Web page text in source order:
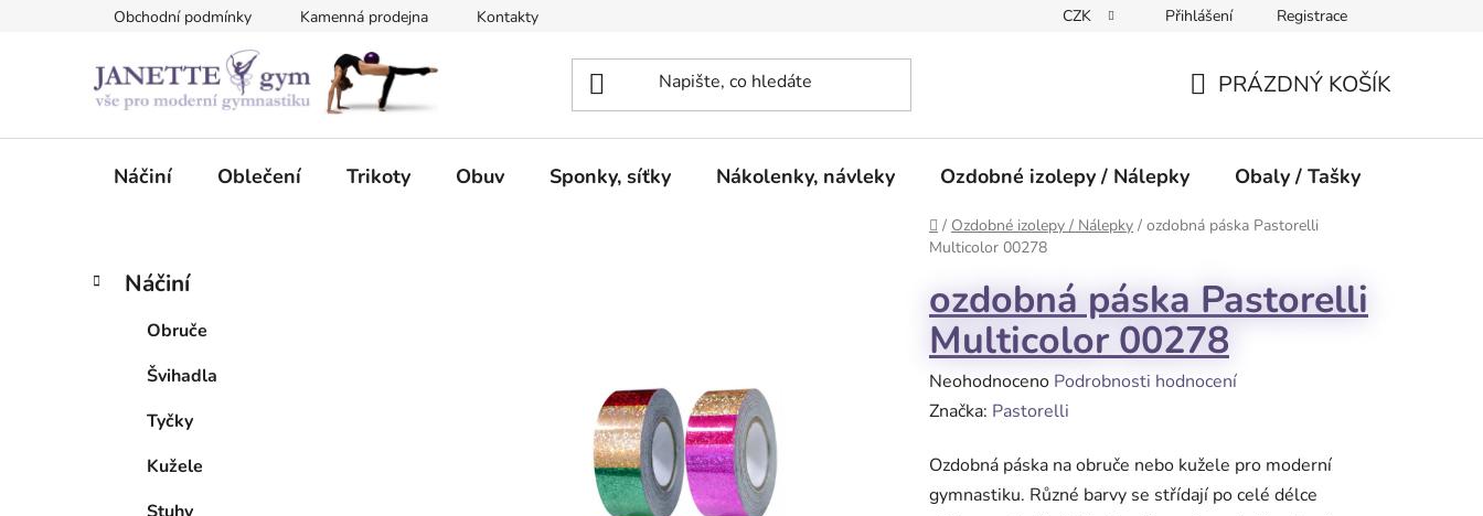
Obchodní podmínky Kamenná prodejna Kontakty CZK Přihlášení Registrace
KOŠÍK
PRÁZDNÝ KOŠÍK
Náčiní Oblečení Trikoty Obuv Sponky, síťky Nákolenky, návleky Ozdobné izolepy / Nálepky Obaly / Tašky
Domů
/ Ozdobné izolepy / Nálepky / ozdobná páska Pastorelli
Multicolor 00278
PPřeskočit
kategorie
K
a
Náčiní
Obruče
Švihadla
Tyčky
Kužele
ozdobná páska Pastorelli
Multicolor 00278
Průměrné
hodnocení
je
0,0
Neohodnoceno Podrobnosti hodnocení
Značka: Pastorelli
Ozdobná páska na obruče nebo kužele pro moderní
gymnastiku. Různé barvy se střídají po celé délce